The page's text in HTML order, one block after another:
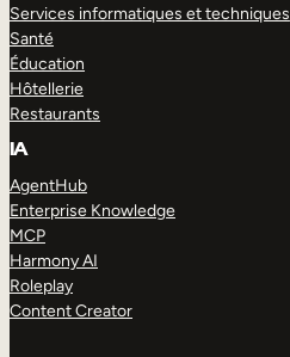
Services informatiques et techniques
Santé
Éducation
Hôtellerie
Restaurants
IA
AgentHub
Enterprise Knowledge
MCP
Harmony AI
Roleplay
Content Creator